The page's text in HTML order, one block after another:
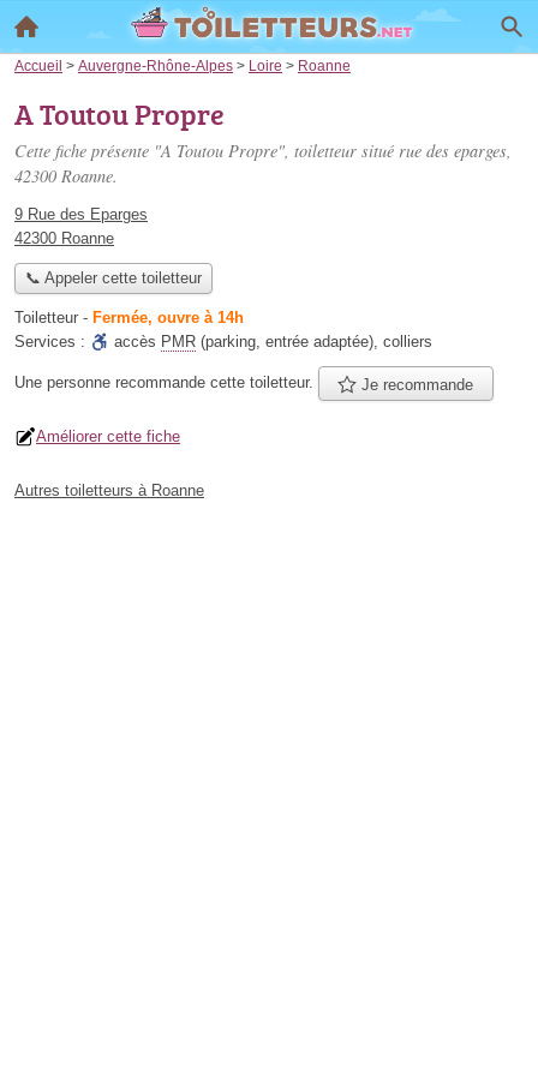
Accueil > Auvergne-Rhône-Alpes > Loire > Roanne
A Toutou Propre
Cette fiche présente "A Toutou Propre", toiletteur situé rue des eparges,
42300 Roanne.
9 Rue des Eparges
42300 Roanne
📞 Appeler cette toiletteur
Toiletteur - Fermée, ouvre à 14h
Services :
accès PMR (parking, entrée adaptée), colliers
Une personne recommande cette toiletteur. Je recommande
Améliorer cette fiche
Autres toiletteurs à Roanne